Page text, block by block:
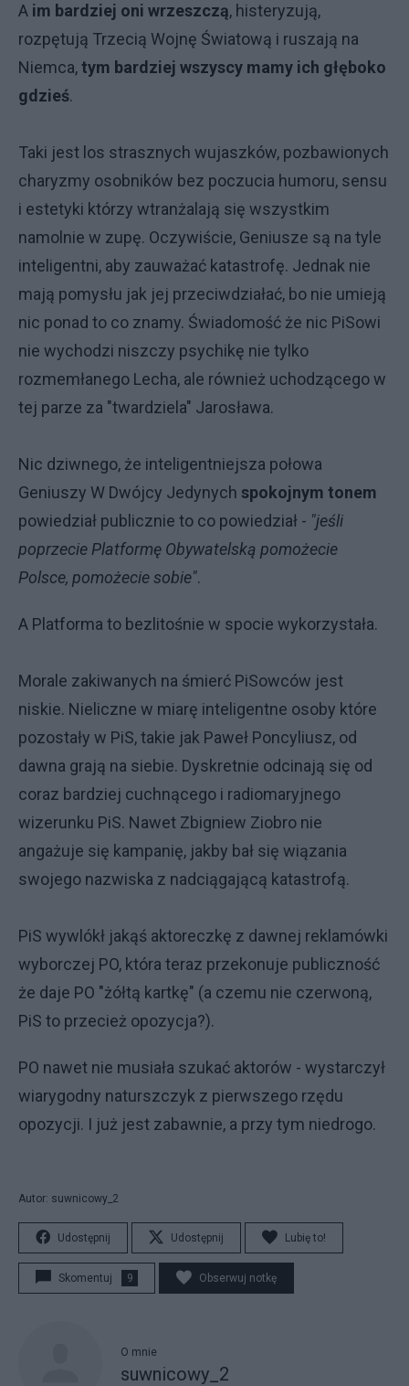
A im bardziej oni wrzeszczą, histeryzują,
rozpętują Trzecią Wojnę Światową i ruszają na
Niemca,tym bardziej wszyscy mamy ich głęboko
gdzieś.
Taki jest los strasznych wujaszków, pozbawionych
charyzmy osobników bez poczucia humoru, sensu
i estetyki którzy wtranżalają się wszystkim
namolnie w zupę. Oczywiście, Geniusze są na tyle
inteligentni, aby zauważać katastrofę. Jednak nie
mają pomysłu jak jej przeciwdziałać, bo nie umieją
nic ponad to co znamy. Świadomość że nic PiSowi
nie wychodzi niszczy psychikę nie tylko
rozmemłanego Lecha, ale również uchodzącego w
tej parze za "twardziela" Jarosława.
Nic dziwnego, że inteligentniejsza połowa
Geniuszy W Dwójcy Jedynych spokojnym tonem
powiedział publicznie to co powiedział - "jeśli
poprzecie Platformę Obywatelską pomożecie
Polsce, pomożecie sobie".
A Platforma to bezlitośnie w spocie wykorzystała.
Morale zakiwanych na śmierć PiSowców jest
niskie. Nieliczne w miarę inteligentne osoby które
pozostały w PiS, takie jak Paweł Poncyliusz, od
dawna grają na siebie. Dyskretnie odcinają się od
coraz bardziej cuchnącego i radiomaryjnego
wizerunku PiS. Nawet Zbigniew Ziobro nie
angażuje się kampanię, jakby bał się wiązania
swojego nazwiska z nadciągającą katastrofą.
PiS wywlókł jakąś aktoreczkę z dawnej reklamówki
wyborczej PO, która teraz przekonuje publiczność
że daje PO "żółtą kartkę" (a czemu nie czerwoną,
PiS to przecież opozycja?).
PO nawet nie musiała szukać aktorów - wystarczył
wiarygodny naturszczyk z pierwszego rzędu
opozycji. I już jest zabawnie, a przy tym niedrogo.
Autor: suwnicowy_2
Udostępnij Udostępnij Lubię to!
Skomentuj 9 Obserwuj notkę
O mnie
suwnicowy_2